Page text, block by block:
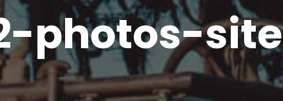
photos-site